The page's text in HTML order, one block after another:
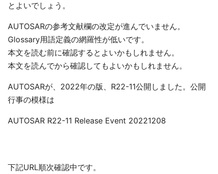
とよいでしょう。
AUTOSARの参考文献欄の改定が進んでいません。
Glossary用語定義の網羅性が低いです。
本文を読む前に確認するとよいかもしれません。
本文を読んでから確認してもよいかもしれません。
AUTOSARが、2022年の版、R22-11公開しました。公開
行事の模様は
AUTOSAR R22-11 Release Event 20221208
下記URL順次確認中です。